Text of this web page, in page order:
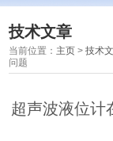
技术文章
当前位置： 主页 >技术
问题
超声波液位计